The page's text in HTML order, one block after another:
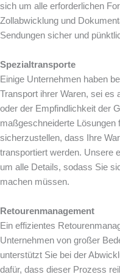
sich um alle erforderlichen
Zollabwicklung und
Sendungen sicher und
Spezialtransporte
Einige Unternehmen haben
Transport ihrer Waren, sei es
oder der Empfindlichkeit der
maßgeschneiderte Lösungen
sicherzustellen, dass Ihre
transportiert werden. Unsere
um alle Details, sodass Sie
machen müssen.
Retourenmanagement
Ein effizientes
Unternehmen von großer
unterstützt Sie bei der
dafür, dass dieser Prozess